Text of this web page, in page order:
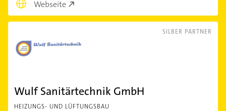
Webseite
SILBER PARTNER
Wulf Sanitärtechnik GmbH
HEIZUNGS- UND LÜFTUNGSBAU